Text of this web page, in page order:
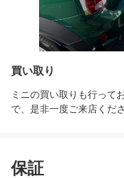
買い取り
ミニの買い取りも行って
で、是非一度ご来店くださ
保証